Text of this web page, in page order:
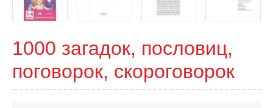
1000 загадок, пословиц,
поговорок, скороговорок